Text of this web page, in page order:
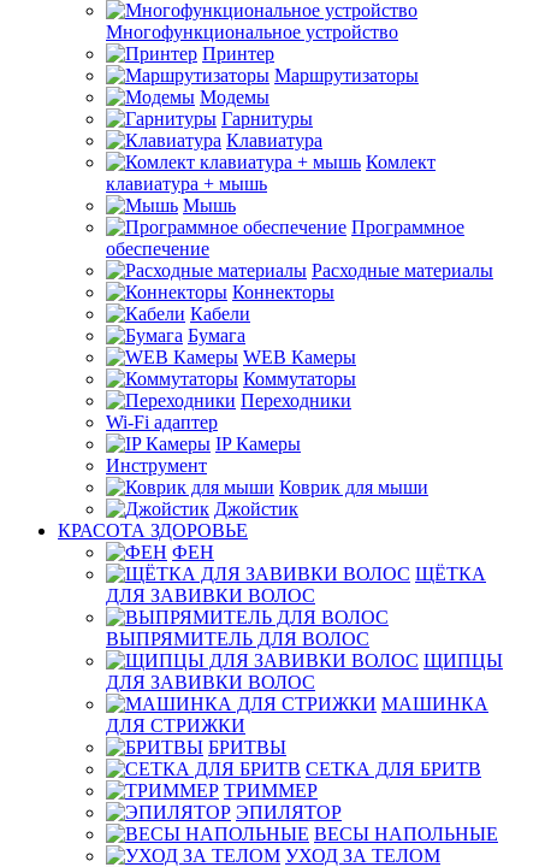
Многофункциональное устройство
Принтер
Маршрутизаторы
Модемы
Гарнитуры
Клавиатура
Комлект
клавиатура + мышь
Мышь
Программное
обеспечение
Расходные материалы
Коннекторы
Кабели
Бумага
WEB Камеры
Коммутаторы
Переходники
Wi-Fi адаптер
IP Камеры
Инструмент
Коврик для мыши
Джойстик
КРАСОТА ЗДОРОВЬЕ
ФЕН
ЩЁТКА
ДЛЯ ЗАВИВКИ ВОЛОС
ВЫПРЯМИТЕЛЬ ДЛЯ ВОЛОС
ЩИПЦЫ
ДЛЯ ЗАВИВКИ ВОЛОС
МАШИНКА
ДЛЯ СТРИЖКИ
БРИТВЫ
СЕТКА ДЛЯ БРИТВ
ТРИММЕР
ЭПИЛЯТОР
ВЕСЫ НАПОЛЬНЫЕ
УХОД ЗА ТЕЛОМ